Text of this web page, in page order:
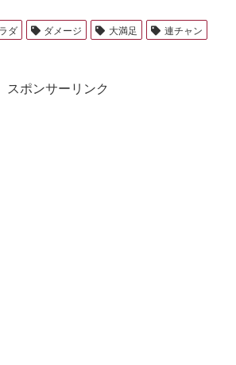
ダ ダメージ 大満足
連チャン
スポンサーリンク